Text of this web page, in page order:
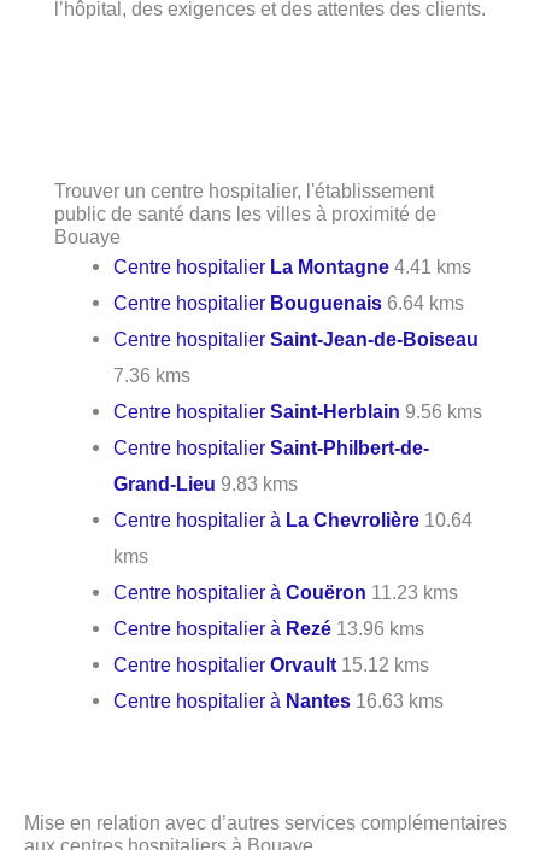
l’hôpital, des exigences et des attentes des clients.
Trouver un centre hospitalier, l'établissement
public de santé dans les villes à proximité de
Bouaye
Centre hospitalier La Montagne 4.41 kms
Centre hospitalier Bouguenais 6.64 kms
Centre hospitalierSaint-Jean-de-Boiseau
7.36 kms
Centre hospitalierSaint-Herblain 9.56 kms
Centre hospitalierSaint-Philbert-de-
Grand-Lieu 9.83 kms
Centre hospitalier à La Chevrolière 10.64
kms
Centre hospitalier àCouëron 11.23 kms
Centre hospitalier à Rezé 13.96 kms
Centre hospitalierOrvault 15.12 kms
Centre hospitalier à Nantes 16.63 kms
Mise en relation avec d’autres services complémentaires
aux centres hospitaliers à Bouaye